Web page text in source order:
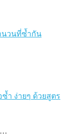
นวนที่ซ้ำกัน
ำ ง่ายๆ ด้วยสูตร